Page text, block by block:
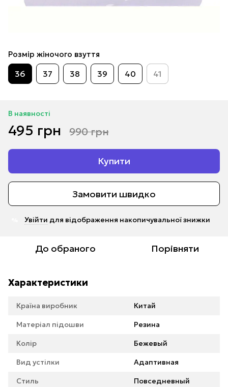
Розмір жіночого взуття
36 37 38 39 40 41
В наявності
495 грн 990 грн
Купити
Замовити швидко
Увійти для відображення накопичувальної знижки
До обраного Порівняти
Характеристики
Країна виробник Китай
Матеріал підошви Резина
Колір Бежевый
Вид устілки Адаптивная
Стиль Повседневный